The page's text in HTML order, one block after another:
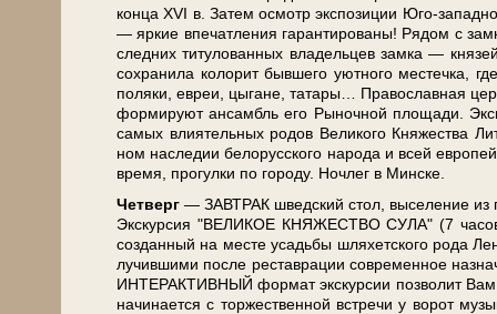
кон­ца XVI в. За­тем осмотр экс­по­зи­ции Юго-
— яр­кие впе­чат­ле­ния га­ран­ти­ро­ва­ны! Рядом с
след­них ти­ту­ло­ван­ных вла­дель­цев зам­ка —
со­хра­ни­ла ко­ло­рит быв­ше­го уют­но­го
по­ля­ки, евреи, цы­га­не, та­та­ры… Пра­во­слав­ная
фор­ми­ру­ют ан­самбль его Рыночной пло­ща­ди.
са­мых вли­я­тель­ных ро­дов Ве­ли­ко­го Кня­же­ства
ном на­сле­дии бе­ло­рус­ско­го на­ро­да и всей
вре­мя, про­гул­ки по го­ро­ду. Ноч­лег в Мин­ске.
Чет­верг — ЗАВ­ТРАК швед­ский стол, вы­се­ле­ние из
Экс­кур­сия "ВЕЛИКОЕ КНЯЖЕСТВО СУЛА" (7
созданный на ме­сте усадь­бы шля­хет­ско­го ро­да
лу­чив­ши­ми по­сле ре­став­ра­ции со­вре­мен­ное
ИНТЕРАКТИВНЫЙ фор­мат экс­кур­сии поз­во­лит Вам
на­чи­на­ет­ся с торжественной встре­чи у ворот